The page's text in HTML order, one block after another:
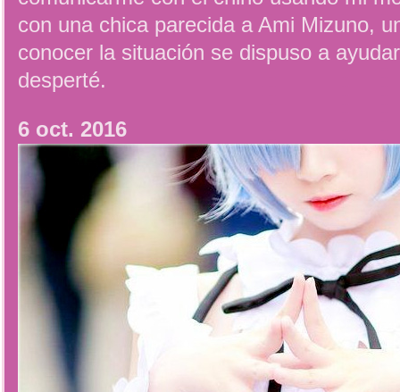
con una chica parecida a Ami Mizuno,
conocer la situación se dispuso a
desperté.
6 oct. 2016